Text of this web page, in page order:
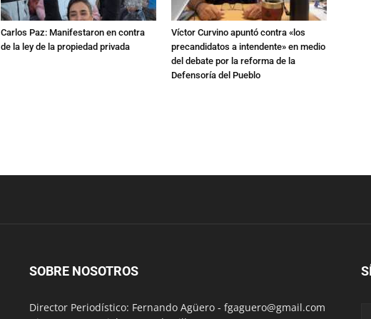
Carlos Paz: Manifestaron en contra
de la ley de la propiedad privada
Víctor Curvino apuntó contra «los
precandidatos a intendente» en medio
del debate por la reforma de la
Defensoría del Pueblo
SOBRE NOSOTROS
Director Periodístico: Fernando Agüero - fgaguero@gmail.com